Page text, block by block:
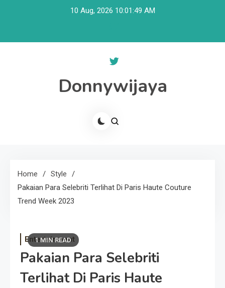
10 Aug, 2026 10:01:49 AM
Donnywijaya
Home
Style
Pakaian Para Selebriti Terlihat Di Paris Haute Couture
Trend Week 2023
1 MIN READ
Entertainment
Pakaian Para Selebriti
Terlihat Di Paris Haute